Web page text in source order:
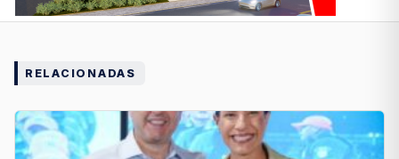
RELACIONADAS